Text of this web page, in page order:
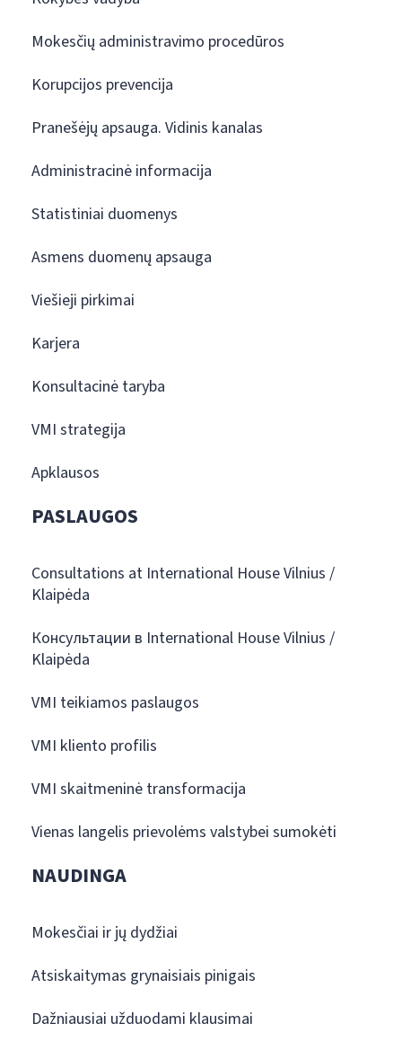
Mokesčių administravimo procedūros
Korupcijos prevencija
Pranešėjų apsauga. Vidinis kanalas
Administracinė informacija
Statistiniai duomenys
Asmens duomenų apsauga
Viešieji pirkimai
Karjera
Konsultacinė taryba
VMI strategija
Apklausos
PASLAUGOS
Consultations at International House Vilnius /
Klaipėda
Консультации в International House Vilnius /
Klaipėda
VMI teikiamos paslaugos
VMI kliento profilis
VMI skaitmeninė transformacija
Vienas langelis prievolėms valstybei sumokėti
NAUDINGA
Mokesčiai ir jų dydžiai
Atsiskaitymas grynaisiais pinigais
Dažniausiai užduodami klausimai